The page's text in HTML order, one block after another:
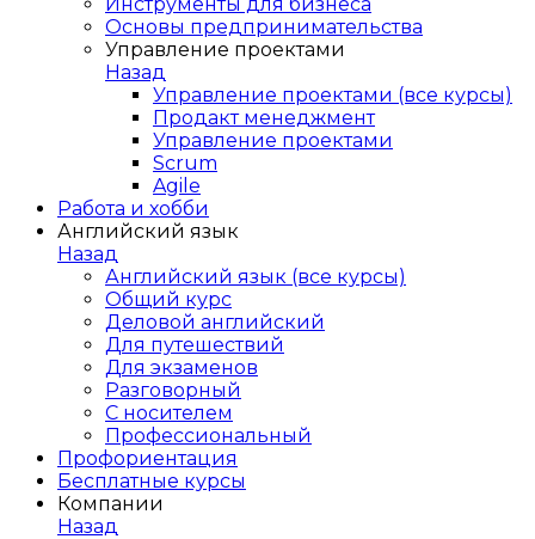
Основы предпринимательства
Управление проектами
Назад
Управление проектами (все курсы)
Продакт менеджмент
Управление проектами
Scrum
Agile
Работа и хобби
Английский язык
Назад
Английский язык (все курсы)
Общий курс
Деловой английский
Для путешествий
Для экзаменов
Разговорный
С носителем
Профессиональный
Профориентация
Бесплатные курсы
Компании
Назад